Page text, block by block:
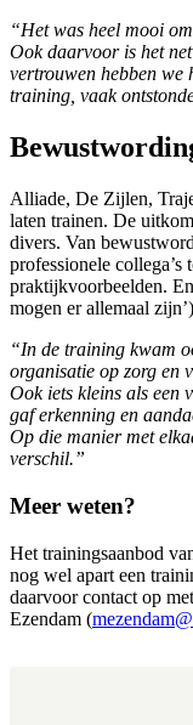
“Het was heel mooi
Ook daarvoor is het
vertrouwen hebben we
training, vaak
Alliade, De Zijlen,
laten trainen. De
divers. Van
professionele
praktijkvoorbeelden.
mogen er allemaal
“In de training kwam
organisatie op zorg en
Ook iets kleins als een
gaf erkenning en
Op die manier met
verschil.”
Meer weten?
Het trainingsaanbod
nog wel apart een
daarvoor contact op
Ezendam (